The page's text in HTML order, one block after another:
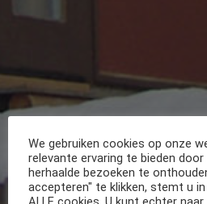
We gebruiken cookies op onze
relevante ervaring te bieden
herhaalde bezoeken te
accepteren" te klikken, stemt u